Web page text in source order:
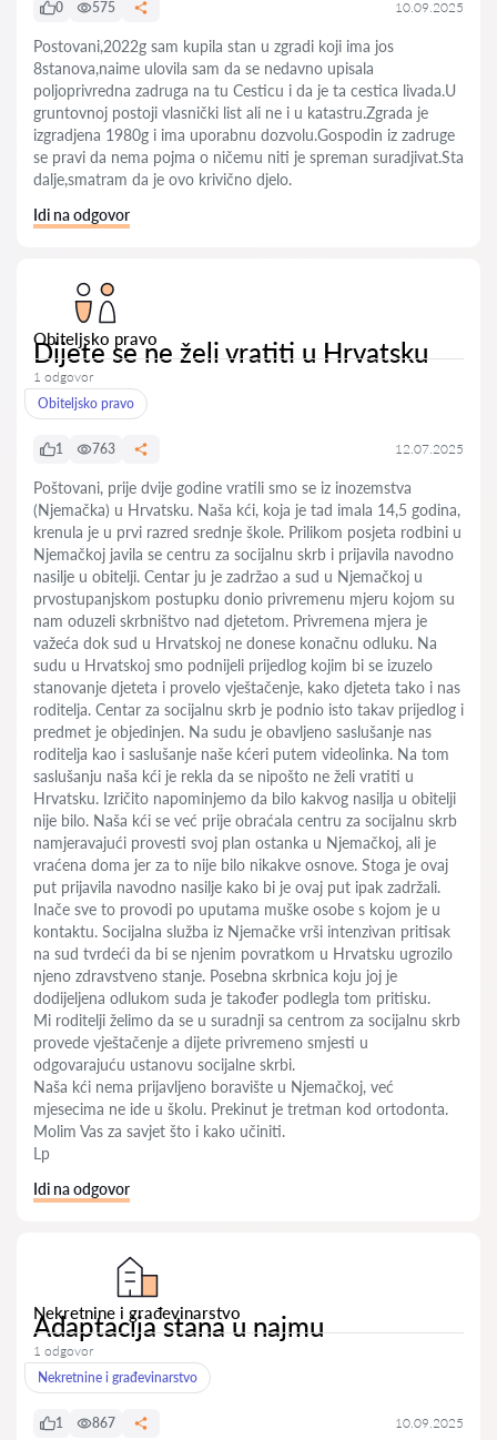
0 575 10.09.2025
Postovani,2022g sam kupila stan u zgradi koji ima jos
8stanova,naime ulovila sam da se nedavno upisala
poljoprivredna zadruga na tu Cesticu i da je ta cestica livada.U
gruntovnoj postoji vlasnički list ali ne i u katastru.Zgrada je
izgradjena 1980g i ima uporabnu dozvolu.Gospodin iz zadruge
se pravi da nema pojma o ničemu niti je spreman suradjivat.Sta
dalje,smatram da je ovo krivično djelo.
Idi na odgovor
Obiteljsko pravo
Dijete se ne želi vratiti u Hrvatsku
1 odgovor
Obiteljsko pravo
1 763 12.07.2025
Poštovani, prije dvije godine vratili smo se iz inozemstva
(Njemačka) u Hrvatsku. Naša kći, koja je tad imala 14,5 godina,
krenula je u prvi razred srednje škole. Prilikom posjeta rodbini u
Njemačkoj javila se centru za socijalnu skrb i prijavila navodno
nasilje u obitelji. Centar ju je zadržao a sud u Njemačkoj u
prvostupanjskom postupku donio privremenu mjeru kojom su
nam oduzeli skrbništvo nad djetetom. Privremena mjera je
važeća dok sud u Hrvatskoj ne donese konačnu odluku. Na
sudu u Hrvatskoj smo podnijeli prijedlog kojim bi se izuzelo
stanovanje djeteta i provelo vještačenje, kako djeteta tako i nas
roditelja. Centar za socijalnu skrb je podnio isto takav prijedlog i
predmet je objedinjen. Na sudu je obavljeno saslušanje nas
roditelja kao i saslušanje naše kćeri putem videolinka. Na tom
saslušanju naša kći je rekla da se nipošto ne želi vratiti u
Hrvatsku. Izričito napominjemo da bilo kakvog nasilja u obitelji
nije bilo. Naša kći se već prije obraćala centru za socijalnu skrb
namjeravajući provesti svoj plan ostanka u Njemačkoj, ali je
vraćena doma jer za to nije bilo nikakve osnove. Stoga je ovaj
put prijavila navodno nasilje kako bi je ovaj put ipak zadržali.
Inače sve to provodi po uputama muške osobe s kojom je u
kontaktu. Socijalna služba iz Njemačke vrši intenzivan pritisak
na sud tvrdeći da bi se njenim povratkom u Hrvatsku ugrozilo
njeno zdravstveno stanje. Posebna skrbnica koju joj je
dodijeljena odlukom suda je također podlegla tom pritisku.
Mi roditelji želimo da se u suradnji sa centrom za socijalnu skrb
provede vještačenje a dijete privremeno smjesti u
odgovarajuću ustanovu socijalne skrbi.
Naša kći nema prijavljeno boravište u Njemačkoj, već
mjesecima ne ide u školu. Prekinut je tretman kod ortodonta.
Molim Vas za savjet što i kako učiniti.
Lp
Idi na odgovor
Nekretnine i građevinarstvo
Adaptacija stana u najmu
1 odgovor
Nekretnine i građevinarstvo
1 867 10.09.2025